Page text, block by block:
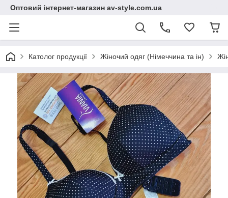
Оптовий інтернет-магазин av-style.com.ua
Католог продукції Жіночий одяг (Німеччина та ін)